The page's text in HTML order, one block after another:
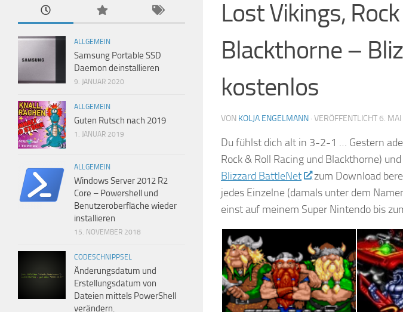
Lost Vikings,
Blackthorne –
kostenlos
VON KOLJA ENGELMANN · VERÖFFENTLICHT6.
Du fühlst dich alt in 3-2-1 … Gestern
Rock & Roll Racing und Blackthorne)
Blizzard BattleNet
zum Download
jedes Einzelne (damals unter dem
einst auf meinem Super Nintendo bis
ALLGEMEIN
Samsung Portable SSD
Daemon deinstallieren
9. JANUAR 2020
ALLGEMEIN
Guten Rutsch nach 2019
1. JANUAR 2019
ALLGEMEIN
Windows Server 2012 R2
Core – Powershell und
Benutzeroberfläche wieder
installieren
15. NOVEMBER 2018
CODESCHNIPPSEL
Änderungsdatum und
Erstellungsdatum von
Dateien mittels PowerShell
verändern.